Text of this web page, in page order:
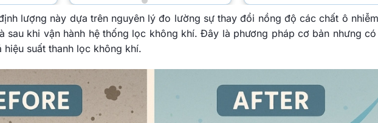
gốc
là:
28.750.000 ₫.
hiện
tại
là:
27.200.000 ₫.
gốc
là:
45.600.000 ₫.
hiện
tại
là:
37.800.000 ₫.
lượng này dựa trên nguyên lý đo lường sự thay đổi nồng độ các chất ô
sau khi vận hành hệ thống lọc không khí. Đây là phương pháp cơ bản nhưng
suất thanh lọc không khí.